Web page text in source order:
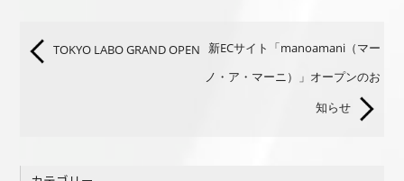
TOKYO LABO GRAND OPEN
新ECサイト「manoamani（マー
ノ・ア・マーニ）」オープンのお
知らせ